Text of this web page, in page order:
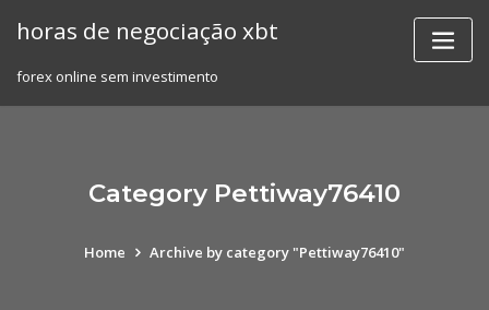
horas de negociação xbt
forex online sem investimento
Category Pettiway76410
Home Archive by category "Pettiway76410"